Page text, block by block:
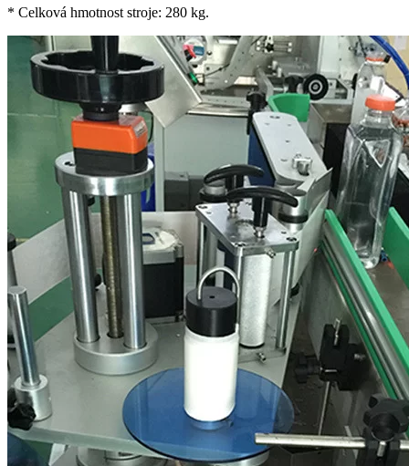
* Celková hmotnost stroje: 280 kg.